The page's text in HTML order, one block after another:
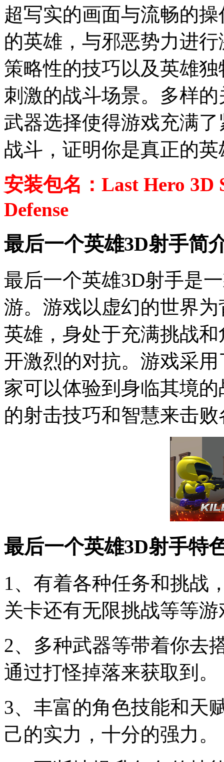
超写实的画面与流畅的
的英雄，与邪恶势力进
策略性的技巧以及英雄
刺激的战斗场景。多样
武器选择使得游戏充满
战斗，证明你是真正的英
安装包名：Last Hero 3D
Defense
最后一个英雄3D射手简
最后一个英雄3D射手是
游。游戏以虚幻的世界
英雄，身处于充满挑战
开激烈的对抗。游戏采
家可以体验到身临其境
的射击技巧和智慧来击
最后一个英雄3D射手特
1、有着各种任务和挑战
关卡还有无限挑战等等
2、多种武器等带着你去
通过打怪掉落来获取到。
3、丰富的角色技能和天
己的实力，十分的强力。